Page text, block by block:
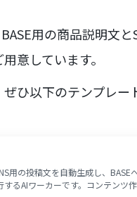
用の商品説明文と
意しています。
ひ以下のテンプレー
用の投稿文を自動生成し、BASE
るAIワーカーです。コンテンツ